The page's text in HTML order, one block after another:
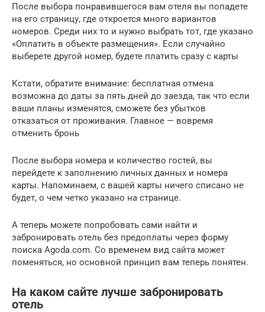
После выбора понравившегося вам отеля вы попадете
на его страницу, где откроется много вариантов
номеров. Среди них то и нужно выбрать тот, где указано
«Оплатить в объекте размещения». Если случайно
выберете другой номер, будете платить сразу с карты
Кстати, обратите внимание: бесплатная отмена
возможна до даты за пять дней до заезда, так что если
ваши планы изменятся, сможете без убытков
отказаться от проживания. Главное — вовремя
отменить бронь
После выбора номера и количество гостей, вы
перейдете к заполнению личных данных и номера
карты. Напоминаем, с вашей карты ничего списано не
будет, о чем четко указано на странице.
А теперь можете попробовать сами найти и
забронировать отель без предоплаты через форму
поиска Agoda.com. Со временем вид сайта может
поменяться, но основной принцип вам теперь понятен.
На каком сайте лучше забронировать
отель